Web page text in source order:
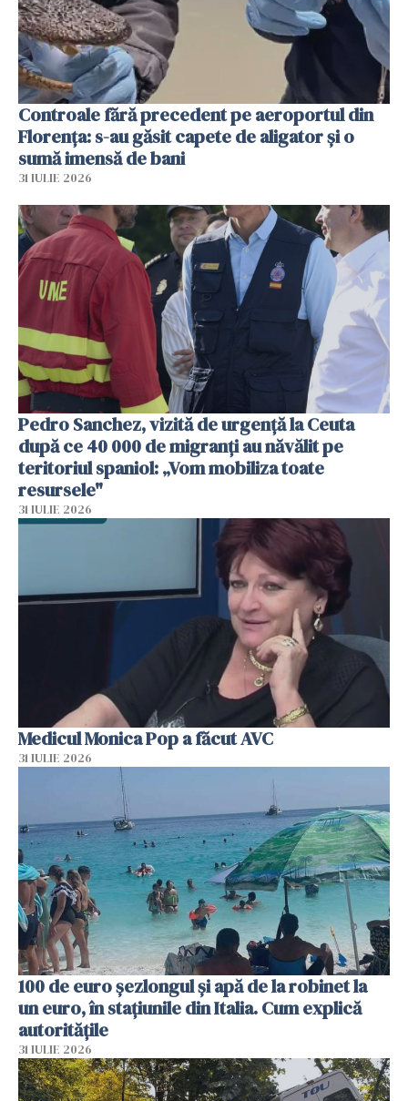
Controale fără precedent pe aeroportul din
Florența: s-au găsit capete de aligator și o
sumă imensă de bani
31 IULIE 2026
Pedro Sanchez, vizită de urgență la Ceuta
după ce 40 000 de migranți au năvălit pe
teritoriul spaniol: „Vom mobiliza toate
resursele"
31 IULIE 2026
Medicul Monica Pop a făcut AVC
31 IULIE 2026
100 de euro șezlongul și apă de la robinet la
un euro, în stațiunile din Italia. Cum explică
autoritățile
31 IULIE 2026